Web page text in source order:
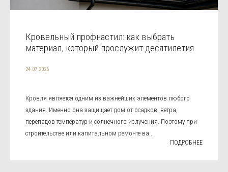
Кровельный профнастил: как выбрать
материал, который прослужит десятилетия
24.07.2026
Кровля является одним из важнейших элементов любого
здания. Именно она защищает дом от осадков, ветра,
перепадов температур и солнечного излучения. Поэтому при
строительстве или капитальном ремонте ва...
ПОДРОБНЕЕ